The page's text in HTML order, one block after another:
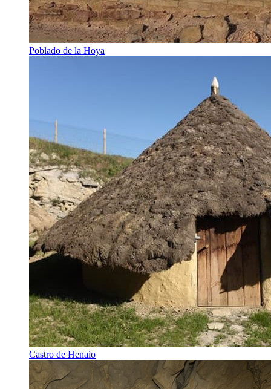
Poblado de la Hoya
Castro de Henaio